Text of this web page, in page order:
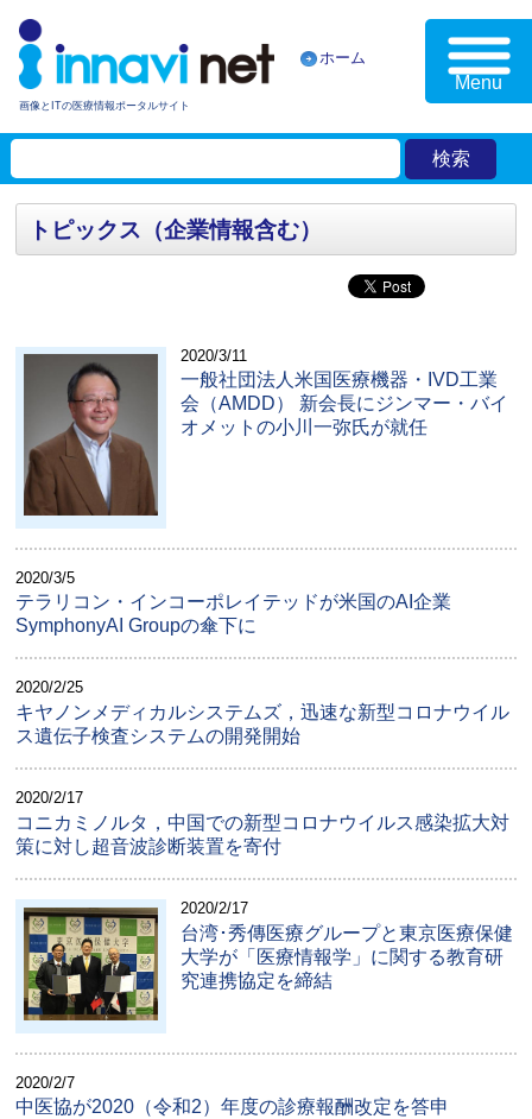
画像とITの医療情報ポータルサイト
ホーム
Menu
トピックス（企業情報含む）
2020/3/11
一般社団法人米国医療機器・IVD工業
会（AMDD） 新会長にジンマー・バイ
オメットの小川一弥氏が就任
2020/3/5
テラリコン・インコーポレイテッドが米国のAI企業
SymphonyAI Groupの傘下に
2020/2/25
キヤノンメディカルシステムズ，迅速な新型コロナウイル
ス遺伝子検査システムの開発開始
2020/2/17
コニカミノルタ，中国での新型コロナウイルス感染拡大対
策に対し超音波診断装置を寄付
2020/2/17
台湾･秀傳医療グループと東京医療保健
大学が「医療情報学」に関する教育研
究連携協定を締結
2020/2/7
中医協が2020（令和2）年度の診療報酬改定を答申